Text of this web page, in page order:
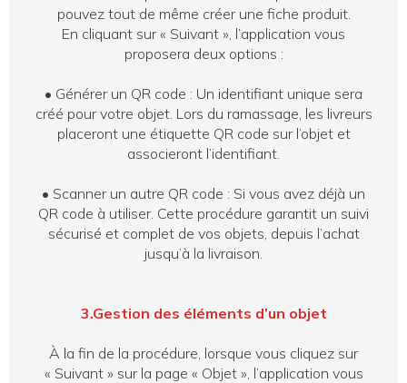
pouvez tout de même créer une fiche produit.
En cliquant sur « Suivant », l’application vous
proposera deux options :
• Générer un QR code : Un identifiant unique sera
créé pour votre objet. Lors du ramassage, les livreurs
placeront une étiquette QR code sur l’objet et
associeront l’identifiant.
• Scanner un autre QR code : Si vous avez déjà un
QR code à utiliser. Cette procédure garantit un suivi
sécurisé et complet de vos objets, depuis l’achat
jusqu’à la livraison.
3.Gestion des éléments d’un objet
À la fin de la procédure, lorsque vous cliquez sur
« Suivant » sur la page « Objet », l’application vous